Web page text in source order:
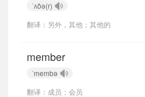
ˈʌðə(r)
翻译：另外，其他；其他的
member
ˈmembə
翻译：成员；会员